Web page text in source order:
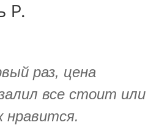
Р.
раз, цена
все стоит или
нравится.